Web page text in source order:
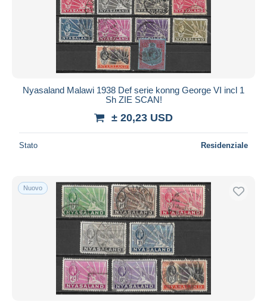
Nyasaland Malawi 1938 Def serie konng George VI incl 1
Sh ZIE SCAN!
± 20,23 USD
Stato Residenziale
Nuovo